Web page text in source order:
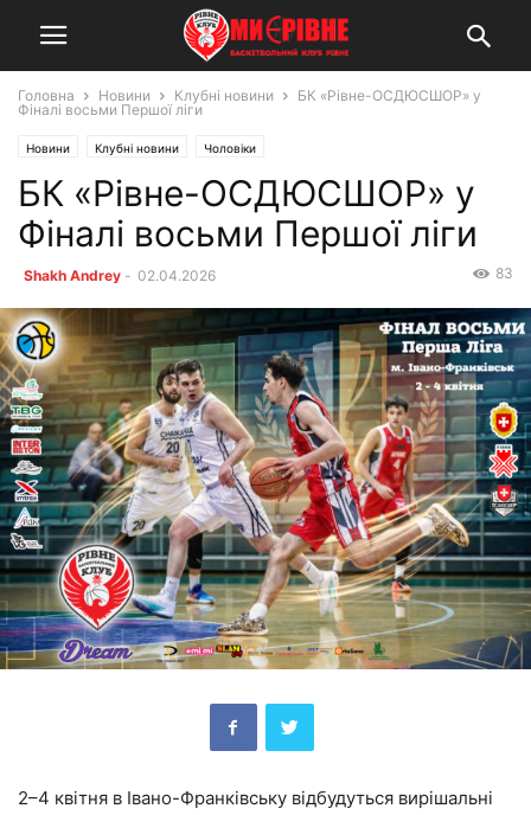
Головна Новини Клубні новини
БК «Рівне-ОСДЮСШОР» у
Фіналі восьми Першої ліги
Новини Клубні новини Чоловіки
БК «Рівне-ОСДЮСШОР» у
Фіналі восьми Першої ліги
Shakh Andrey - 02.04.2026 83
2–4 квітня в Івано-Франківську відбудуться вирішальні